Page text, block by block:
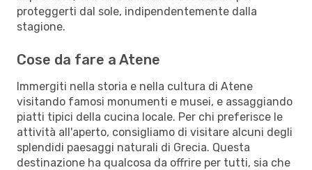
proteggerti dal sole, indipendentemente dalla
stagione.
Cose da fare a Atene
Immergiti nella storia e nella cultura di Atene
visitando famosi monumenti e musei, e assaggiando
piatti tipici della cucina locale. Per chi preferisce le
attività all'aperto, consigliamo di visitare alcuni degli
splendidi paesaggi naturali di Grecia. Questa
destinazione ha qualcosa da offrire per tutti, sia che